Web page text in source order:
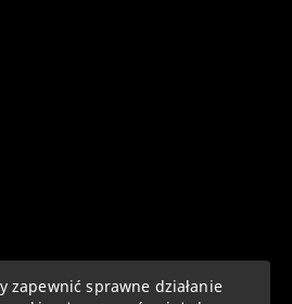
zapewnić sprawne działanie